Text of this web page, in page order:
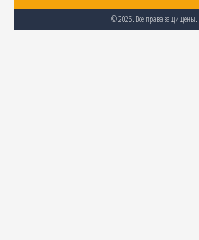
© 2026. Все права защищены.